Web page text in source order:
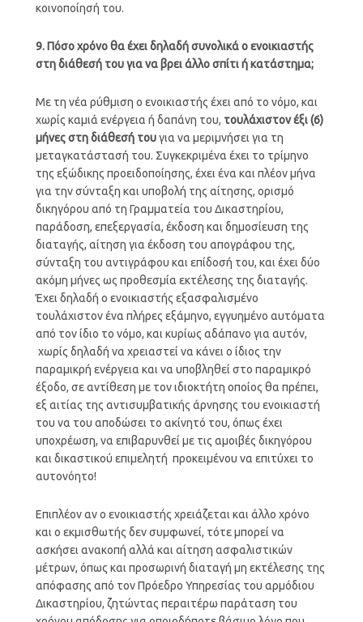
κοινοποίησή του.
9. Πόσο χρόνο θα έχει δηλαδή συνολικά ο ενοικιαστής
στη διάθεσή του για να βρει άλλο σπίτι ή κατάστημα;
Με τη νέα ρύθμιση ο ενοικιαστής έχει από το νόμο, και
χωρίς καμιά ενέργεια ή δαπάνη του, τουλάχιστον έξι (6)
μήνες στη διάθεσή τουγια να μεριμνήσει για τη
μεταγκατάστασή του. Συγκεκριμένα έχει το τρίμηνο
της εξώδικης προειδοποίησης, έχει ένα και πλέον μήνα
για την σύνταξη και υποβολή της αίτησης, ορισμό
δικηγόρου από τη Γραμματεία του Δικαστηρίου,
παράδοση, επεξεργασία, έκδοση και δημοσίευση της
διαταγής, αίτηση για έκδοση του απογράφου της,
σύνταξη του αντιγράφου και επίδοσή του, και έχει δύο
ακόμη μήνες ως προθεσμία εκτέλεσης της διαταγής.
Έχει δηλαδή ο ενοικιαστής εξασφαλισμένο
τουλάχιστον ένα πλήρες εξάμηνο, εγγυημένο αυτόματα
από τον ίδιο το νόμο, και κυρίως αδάπανο για αυτόν,
χωρίς δηλαδή να χρειαστεί να κάνει ο ίδιος την
παραμικρή ενέργεια και να υποβληθεί στο παραμικρό
έξοδο, σε αντίθεση με τον ιδιοκτήτη οποίος θα πρέπει,
εξ αιτίας της αντισυμβατικής άρνησης του ενοικιαστή
του να του αποδώσει το ακίνητό του, όπως έχει
υποχρέωση, να επιβαρυνθεί με τις αμοιβές δικηγόρου
και δικαστικού επιμελητή προκειμένου να επιτύχει το
αυτονόητο!
Επιπλέον αν ο ενοικιαστής χρειάζεται και άλλο χρόνο
και ο εκμισθωτής δεν συμφωνεί, τότε μπορεί να
ασκήσει ανακοπή αλλά και αίτηση ασφαλιστικών
μέτρων, όπως και προσωρινή διαταγή μη εκτέλεσης της
απόφασης από τον Πρόεδρο Υπηρεσίας του αρμόδιου
Δικαστηρίου, ζητώντας περαιτέρω παράταση του